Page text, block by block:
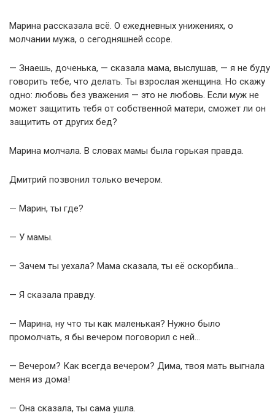
Марина рассказала всё. О ежедневных унижениях, о
молчании мужа, о сегодняшней ссоре.
— Знаешь, доченька, — сказала мама, выслушав, — я не буду
говорить тебе, что делать. Ты взрослая женщина. Но скажу
одно: любовь без уважения — это не любовь. Если муж не
может защитить тебя от собственной матери, сможет ли он
защитить от других бед?
Марина молчала. В словах мамы была горькая правда.
Дмитрий позвонил только вечером.
— Марин, ты где?
— У мамы.
— Зачем ты уехала? Мама сказала, ты её оскорбила…
— Я сказала правду.
— Марина, ну что ты как маленькая? Нужно было
промолчать, я бы вечером поговорил с ней…
— Вечером? Как всегда вечером? Дима, твоя мать выгнала
меня из дома!
— Она сказала, ты сама ушла.